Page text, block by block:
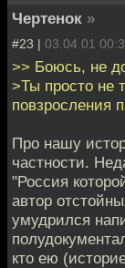
Чертенок »
#23 | 03.04.01
>> Боюсь, не
>Ты просто не
повзросления
Про нашу
частности.
"Россия
автор
умудрился
кто ею